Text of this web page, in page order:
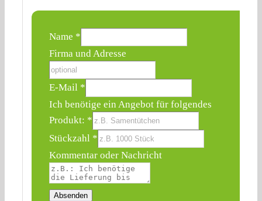
Name *
Firma und Adresse
E-Mail *
Ich benötige ein Angebot für folgendes
Produkt: *
benötige
Adresse
folgendes
Stückzahl *
Kommentar oder Nachricht
Absenden